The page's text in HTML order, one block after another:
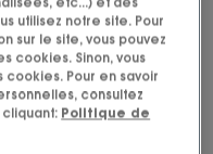
utilisez notre site. Pour
sur le site, vous pouvez
cookies. Sinon, vous
Pour en savoir
consultez
Politique de